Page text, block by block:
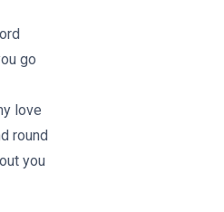
go
love
round
you